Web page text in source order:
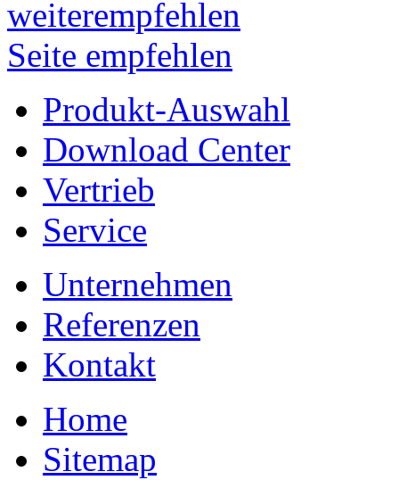
Seite empfehlen
Produkt-Auswahl
Download Center
Vertrieb
Service
Unternehmen
Referenzen
Kontakt
Home
Sitemap